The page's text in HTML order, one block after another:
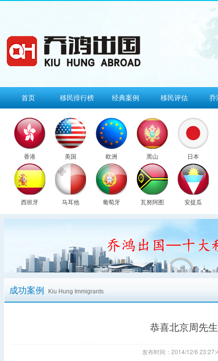
首页 移民排行榜 经典案例 移民评估 乔
香港 美国 欧洲 黑山 日本
西班牙 马耳他 葡萄牙 瓦努阿图 安提瓜
成功案例 Kiu Hung Immigrants
恭喜北京周先
发布时间：2014/12/6